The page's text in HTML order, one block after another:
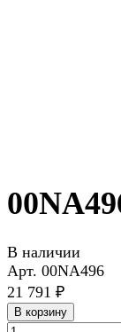
В наличии
Арт. 00NA496
21 791 ₽
В корзину